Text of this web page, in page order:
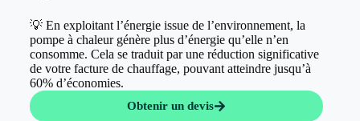
💡 En exploitant l’énergie issue de l’environnement, la
pompe à chaleur génère plus d’énergie qu’elle n’en
consomme. Cela se traduit par une réduction significative
de votre facture de chauffage, pouvant atteindre jusqu’à
60% d’économies.
Obtenir un devis